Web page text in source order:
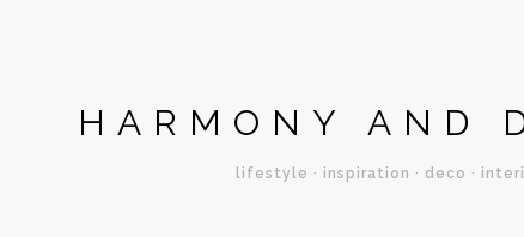
HARMONY AND
lifestyle · inspiration · deco ·